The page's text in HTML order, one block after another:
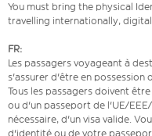
You must bring the physical
travelling internationally,
FR:
Les passagers voyageant à
s'assurer d'être en possession
Tous les passagers doivent
ou d'un passeport de l'UE/
nécessaire, d'un visa valide.
d'identité ou de votre